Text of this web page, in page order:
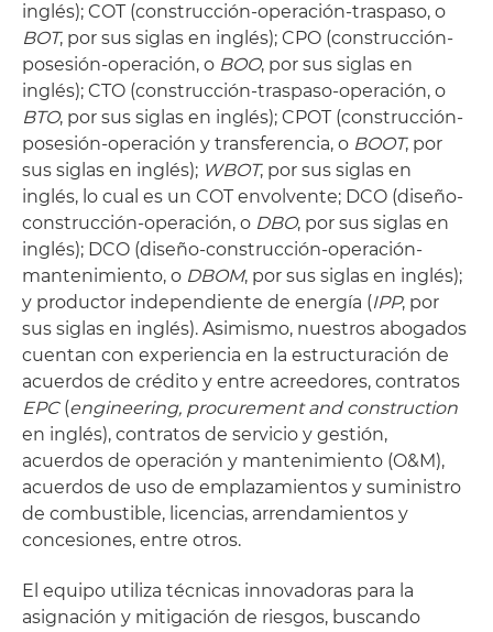
inglés); COT (construcción-operación-traspaso, o
BOT, por sus siglas en inglés); CPO (construcción-
posesión-operación, o BOO, por sus siglas en
inglés); CTO (construcción-traspaso-operación, o
BTO, por sus siglas en inglés); CPOT (construcción-
posesión-operación y transferencia, o BOOT, por
sus siglas en inglés); WBOT, por sus siglas en
inglés, lo cual es un COT envolvente; DCO (diseño-
construcción-operación, o DBO, por sus siglas en
inglés); DCO (diseño-construcción-operación-
mantenimiento, o DBOM, por sus siglas en inglés);
y productor independiente de energía (IPP, por
sus siglas en inglés). Asimismo, nuestros abogados
cuentan con experiencia en la estructuración de
acuerdos de crédito y entre acreedores, contratos
EPC(engineering, procurement and construction
en inglés), contratos de servicio y gestión,
acuerdos de operación y mantenimiento (O&M),
acuerdos de uso de emplazamientos y suministro
de combustible, licencias, arrendamientos y
concesiones, entre otros.
El equipo utiliza técnicas innovadoras para la
asignación y mitigación de riesgos, buscando